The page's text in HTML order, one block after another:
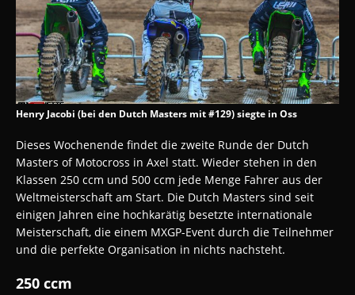
Henry Jacobi (bei den Dutch Masters mit #129) siegte in Oss
Dieses Wochenende findet die zweite Runde der Dutch
Masters of Motocross in Axel statt. Wieder stehen in den
Klassen 250 ccm und 500 ccm jede Menge Fahrer aus der
Weltmeisterschaft am Start. Die Dutch Masters sind seit
einigen Jahren eine hochkarätig besetzte internationale
Meisterschaft, die einem MXGP-Event durch die Teilnehmer
und die perfekte Organisation in nichts nachsteht.
250 ccm